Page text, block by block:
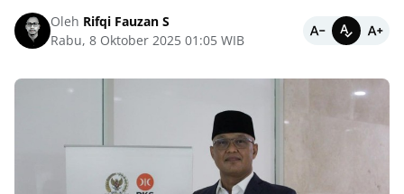
Oleh Rifqi Fauzan S
Rabu, 8 Oktober 2025 01:05 WIB